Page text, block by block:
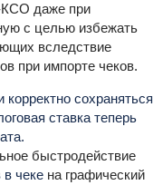
даже при
с целью избежать
вследствие
при импорте чеков.
сохраняться
ставка теперь
быстродействие
в чекена графический